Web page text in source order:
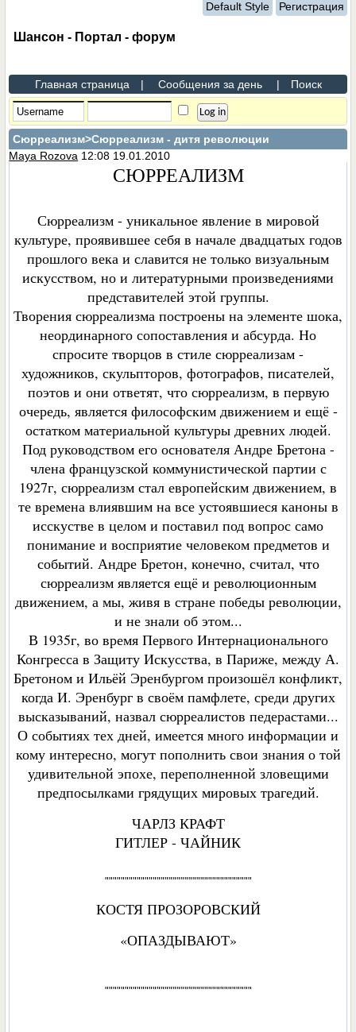
Default Style Регистрация
Шансон - Портал - форум
Главная страница | Сообщения за день | Поиск
Сюрреализм>Сюрреализм - дитя революции
Maya Rozova 12:08 19.01.2010
СЮРРЕАЛИЗМ
Сюрреализм - уникальное явление в мировой
культуре, проявившее себя в начале двадцатых годoв
прошлого века и славится не только визуальным
искусством, но и литературными произведениями
представителей этой группы.
Творения сюрреализма построены на элементе шока,
неординарного сопоставления и абсурда. Но
спросите творцов в стиле сюрреализам -
худoжников, скульпторов, фотографов, писателей,
поэтов и они ответят, что сюрреализм, в первую
очередь, является философским движением и ещё -
остатком материальной культуры древних людей.
Под руководством его основателя Андре Бретона -
члена французской коммунистической партии с
1927г, сюрреализм стал европейским движением, в
те времена влиявшим на все устоявшиеся каноны в
исскустве в целом и поставил под вопрос само
понимание и восприятие человеком предметов и
событий. Андре Бретон, конечно, считал, что
сюрреализм является ещё и революционным
движением, а мы, живя в стране победы революции,
и не знали об этом...
В 1935г, во время Первого Интернационального
Конгресса в Защиту Искусcтва, в Париже, между А.
Бретоном и Ильёй Эренбургом произошёл конфликт,
когда И. Эренбург в своём памфлете, среди других
высказываний, назвал сюрреалистов педерастами...
О событиях тех дней, имеется много информации и
кому интересно, могут пополнить свои знания о той
удивительной эпохе, переполненной зловещими
предпосылками грядущих мировых трагедий.
ЧАРЛЗ КРАФТ
ГИТЛЕР - ЧАЙНИК
"""""""""""""""""""""""""""""""""""""
КОСТЯ ПРОЗОРОВСКИЙ
«ОПАЗДЫВАЮТ»
"""""""""""""""""""""""""""""""""""""